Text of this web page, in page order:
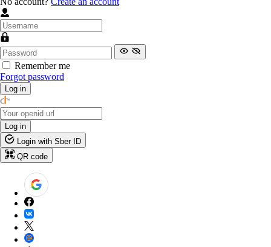
Remember me
Forgot password
Log in
Log in
Login with Sber ID
QR code